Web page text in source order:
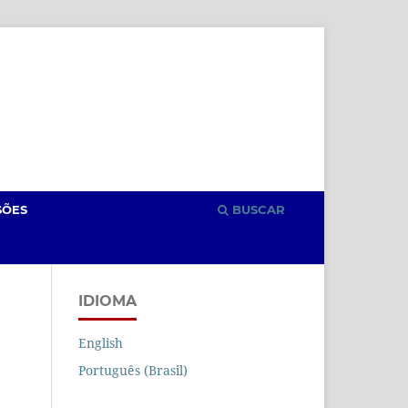
BUSCAR
IDIOMA
English
Português (Brasil)